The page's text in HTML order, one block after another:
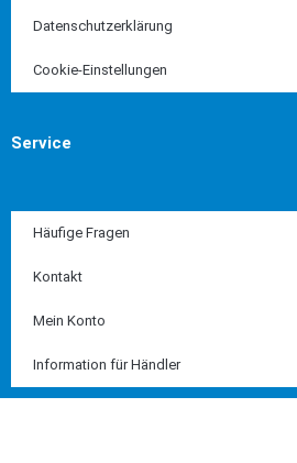
Datenschutzerklärung
Cookie-Einstellungen
Service
Häufige Fragen
Kontakt
Mein Konto
Information für Händler